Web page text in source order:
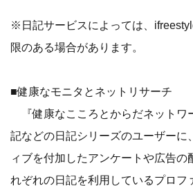
※日記サービスによっては、
限のある場合があります。
■健康なモニタとネットリサーチ
『健康なこころとからだネットワ
記などの日記シリーズのユーザーに
ィブを付加したアンケートや広告の
れぞれの日記を利用しているプロフ